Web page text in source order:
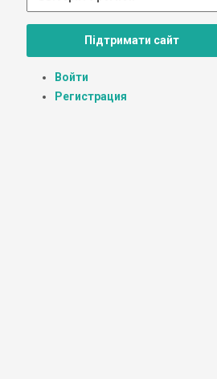
Підтримати сайт
Войти
Регистрация